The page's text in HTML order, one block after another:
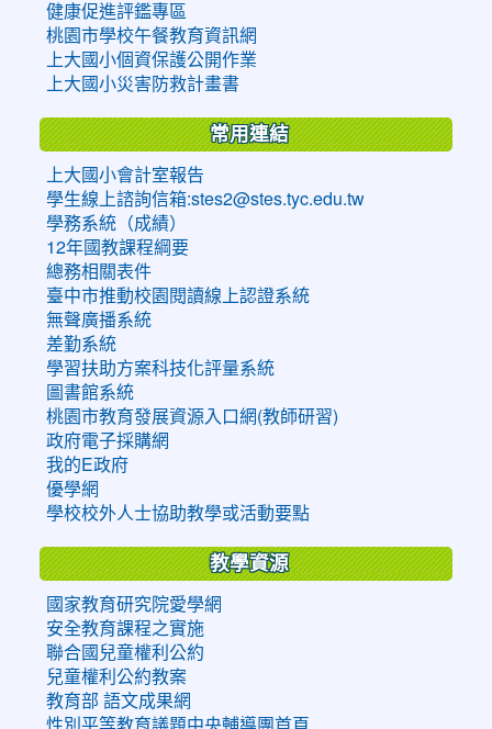
健康促進評鑑專區
桃園市學校午餐教育資訊網
上大國小個資保護公開作業
上大國小災害防救計畫書
常用連結
上大國小會計室報告
學生線上諮詢信箱:stes2@stes.tyc.edu.tw
學務系統（成績）
12年國教課程綱要
總務相關表件
臺中市推動校園閱讀線上認證系統
無聲廣播系統
差勤系統
學習扶助方案科技化評量系統
圖書館系統
桃園市教育發展資源入口網(教師研習)
政府電子採購網
我的E政府
優學網
學校校外人士協助教學或活動要點
教學資源
國家教育研究院愛學網
安全教育課程之實施
聯合國兒童權利公約
兒童權利公約教案
教育部 語文成果網
性別平等教育議題中央輔導團首頁